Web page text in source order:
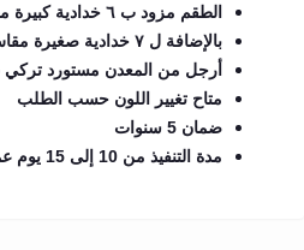
الطقم مزود ب ٦ خدادية كبيرة مقاس ٦٠ سم
بالإضافة ل ٧ خدادية صغيرة مقاس 45 * 45 سم
أرجل من المعدن مستورد تركي 15 سم
متاح تغيير اللون حسب الطلب
ضمان 5 سنوات
مدة التنفيذ من 10 إلى 15 يوم عمل